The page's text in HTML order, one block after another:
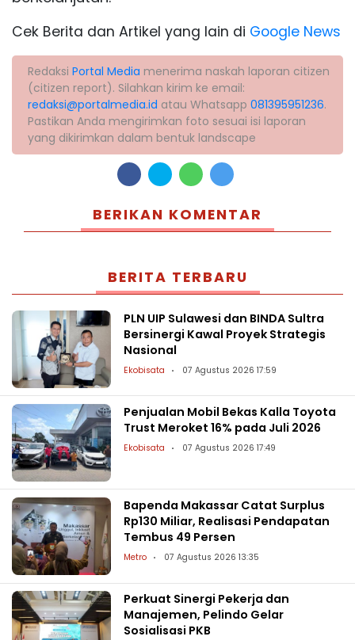
Cek Berita dan Artikel yang lain di Google News
Redaksi Portal Media menerima naskah laporan citizen
(citizen report). Silahkan kirim ke email:
redaksi@portalmedia.id atau Whatsapp 081395951236.
Pastikan Anda mengirimkan foto sesuai isi laporan
yang dikirimkan dalam bentuk landscape
BERIKAN KOMENTAR
BERITA TERBARU
PLN UIP Sulawesi dan BINDA Sultra
Bersinergi Kawal Proyek Strategis
Nasional
Ekobisata 07 Agustus 2026 17:59
Penjualan Mobil Bekas Kalla Toyota
Trust Meroket 16% pada Juli 2026
Ekobisata 07 Agustus 2026 17:49
Bapenda Makassar Catat Surplus
Rp130 Miliar, Realisasi Pendapatan
Tembus 49 Persen
Metro 07 Agustus 2026 13:35
Perkuat Sinergi Pekerja dan
Manajemen, Pelindo Gelar
Sosialisasi PKB